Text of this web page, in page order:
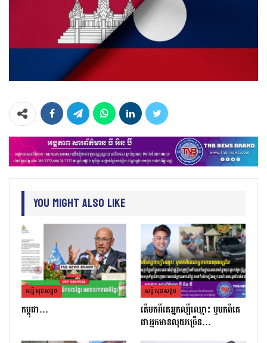
You Might Also Like
សន្តិសុខសង្គម
កម្ពុជា…
សន្តិសុខសង្គម
តេីមកពីគេអ្នកល្បីឈ្មោះ​ ឫមកពីគេ
ជាអ្នកមានលុយច្រេីន​…